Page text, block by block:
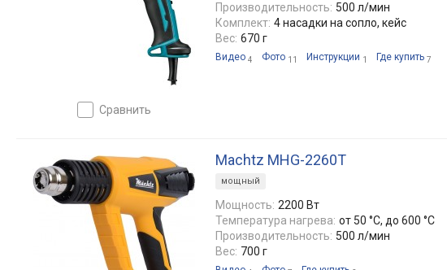
сравнить
Производительность: 500 л/мин
Комплект: 4 насадки на сопло, кейс
Вес: 670 г
Видео 4 Фото 11 Инструкции 1 Где купить 7
Machtz MHG-2260T
мощный
Мощность: 2200 Вт
Температура нагрева: от 50 °C, до 600 °C
Производительность: 500 л/мин
Вес: 700 г